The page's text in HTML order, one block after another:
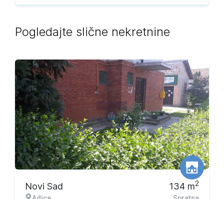
Pogledajte slične nekretnine
Novi Sad 134 m2